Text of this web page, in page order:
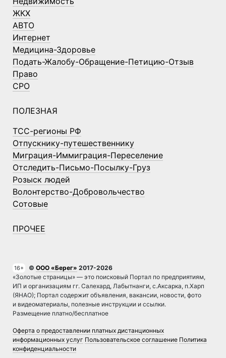
ЖКХ
АВТО
Интернет
Медицина-Здоровье
Подать-Жалобу-Обращение-Петицию-Отзыв
Право
СРО
ПОЛЕЗНАЯ
ТСС-регионы РФ
Отпускнику-путешественнику
Миграция-Иммиграция-Переселение
Отследить-Письмо-Посылку-Груз
Розыск людей
Волонтерство-Добровольчество
Сотовые
ПРОЧЕЕ
16+ © ООО «Берег» 2017-2026
«Золотые страницы» — это поисковый Портал по предприятиям,
ИП и организациям гг. Салехард, Лабытнанги, с.Аксарка, п.Харп
(ЯНАО); Портал содержит объявления, вакансии, новости, фото
и видеоматериалы, полезные инструкции и ссылки.
Размещение платно/бесплатное
Оферта о предоставлении платных дистанционных
информационных услуг Пользовательское соглашение Политика
конфиденциальности